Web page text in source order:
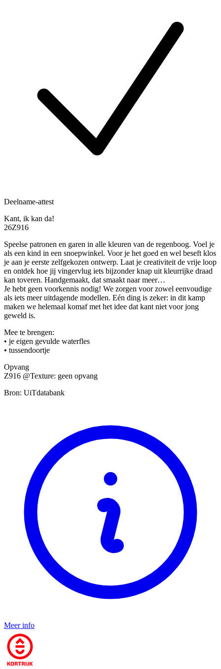
Deelname-attest
Kant, ik kan da!
26Z916
Speelse patronen en garen in alle kleuren van de regenboog. Voel je
als een kind in een snoepwinkel. Voor je het goed en wel beseft klos
je aan je eerste zelfgekozen ontwerp. Laat je creativiteit de vrije loop
en ontdek hoe jij vingervlug iets bijzonder knap uit kleurrijke draad
kan toveren. Handgemaakt, dat smaakt naar meer…
Je hebt geen voorkennis nodig! We zorgen voor zowel eenvoudige
als iets meer uitdagende modellen. Eén ding is zeker: in dit kamp
maken we helemaal komaf met het idee dat kant niet voor jong
geweld is.
Mee te brengen:
• je eigen gevulde waterfles
• tussendoortje
Opvang
Z916 @Texture: geen opvang
Bron: UiTdatabank
Meer info